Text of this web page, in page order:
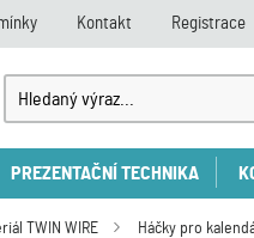
Kontakt Registrace
PREZENTAČNÍ TECHNIKA
TWIN WIRE Háčky pro